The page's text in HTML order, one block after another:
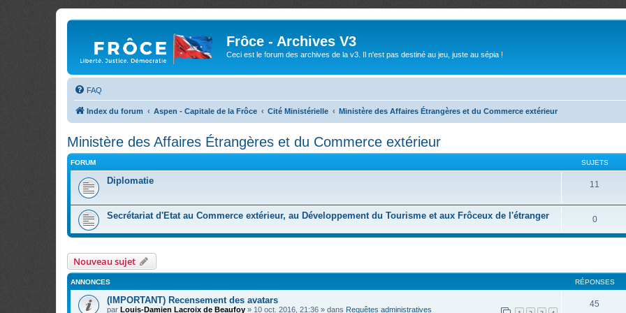
Frôce - Archives V3
Ceci est le forum des archives de la v3. Il n'est pas destiné au jeu, juste au sépia !
FAQ
Index du forum Aspen - Capitale de la Frôce Cité Ministérielle Ministère des Affaires Étrangères et du Commerce extérieur
Ministère des Affaires Étrangères et du Commerce extérieur
FORUM SUJETS
Diplomatie 11
Secrétariat d'Etat au Commerce extérieur, au Développement du Tourisme et aux Frôceux de l'étranger 0
Nouveau sujet
ANNONCES RÉPONSES
(IMPORTANT) Recensement des avatars
par Louis-Damien Lacroix de Beaufoy » 10 oct. 2016, 21:36 » dans Requêtes administratives
45